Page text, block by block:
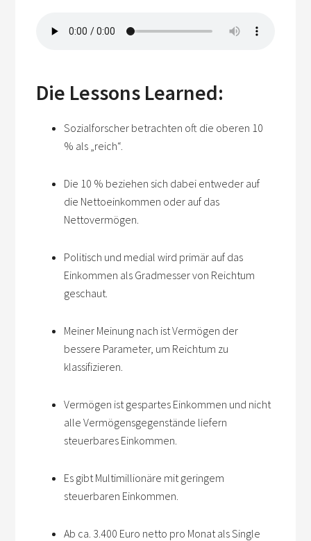
Die Lessons Learned:
Sozialforscher betrachten oft die oberen 10
% als „reich“.
Die 10 % beziehen sich dabei entweder auf
die Nettoeinkommen oder auf das
Nettovermögen.
Politisch und medial wird primär auf das
Einkommen als Gradmesser von Reichtum
geschaut.
Meiner Meinung nach ist Vermögen der
bessere Parameter, um Reichtum zu
klassifizieren.
Vermögen ist gespartes Einkommen und nicht
alle Vermögensgegenstände liefern
steuerbares Einkommen.
Es gibt Multimillionäre mit geringem
steuerbaren Einkommen.
Ab ca. 3.400 Euro netto pro Monat als Single